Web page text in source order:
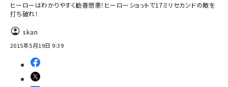
ヒーローはわかりやすく勧善懲悪！ヒーローショットで17ミリセカンドの敵を
打ち破れ！
skan
2015年5月19日 9:39